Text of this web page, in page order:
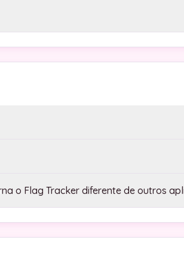
o Flag Tracker diferente de outros